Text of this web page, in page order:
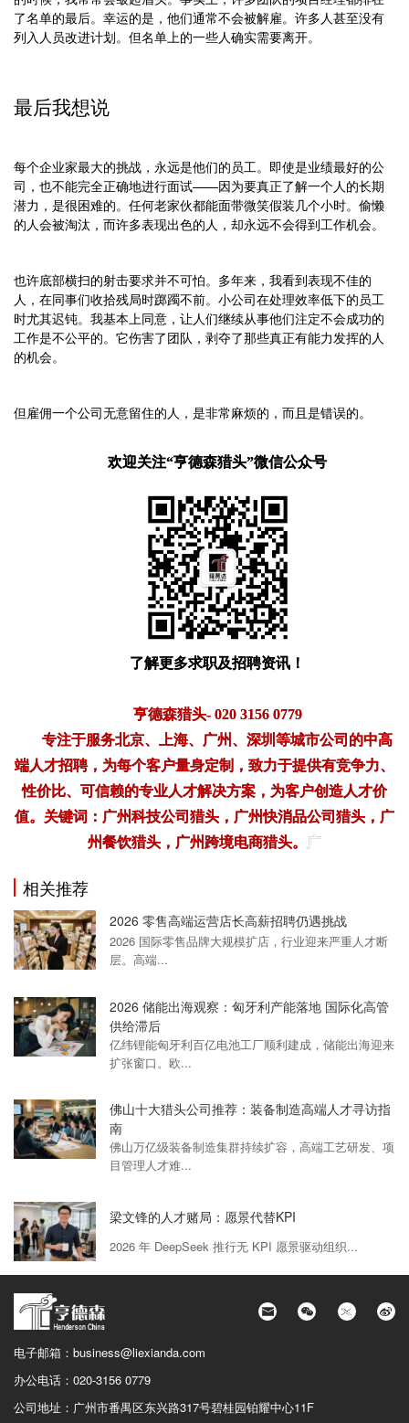
了名单的最后。幸运的是，他们通常不会被解雇。许多人甚至没有
列入人员改进计划。但名单上的一些人确实需要离开。
最后我想说
每个企业家最大的挑战，永远是他们的员工。即使是业绩最好的公
司，也不能完全正确地进行面试——因为要真正了解一个人的长期
潜力，是很困难的。任何老家伙都能面带微笑假装几个小时。偷懒
的人会被淘汰，而许多表现出色的人，却永远不会得到工作机会。
也许底部横扫的射击要求并不可怕。多年来，我看到表现不佳的
人，在同事们收拾残局时踯躅不前。小公司在处理效率低下的员工
时尤其迟钝。我基本上同意，让人们继续从事他们注定不会成功的
工作是不公平的。它伤害了团队，剥夺了那些真正有能力发挥的人
的机会。
但雇佣一个公司无意留住的人，是非常麻烦的，而且是错误的。
欢迎关注“亨德森猎头”微信公众号
了解更多求职及招聘资讯！
亨德森猎头- 020 3156 0779
专注于服务北京、上海、广州、深圳等城市公司的中高
端人才招聘，为每个客户量身定制，致力于提供有竞争力、
性价比、可信赖的专业人才解决方案，为客户创造人才价
值。关键词：广州科技公司猎头，广州快消品公司猎头，广
州餐饮猎头，广州跨境电商猎头。
广
相关推荐
2026 零售高端运营店长高薪招聘仍遇挑战
2026 国际零售品牌大规模扩店，行业迎来严重人才断
层。高端...
2026 储能出海观察：匈牙利产能落地 国际化高管
供给滞后
亿纬锂能匈牙利百亿电池工厂顺利建成，储能出海迎来
扩张窗口。欧...
佛山十大猎头公司推荐：装备制造高端人才寻访指
南
佛山万亿级装备制造集群持续扩容，高端工艺研发、项
目管理人才难...
梁文锋的人才赌局：愿景代替KPI
2026 年 DeepSeek 推行无 KPI 愿景驱动组织...
电子邮箱： business@liexianda.com
办公电话： 020-3156 0779
公司地址： 广州市番禺区东兴路317号碧桂园铂耀中心11F